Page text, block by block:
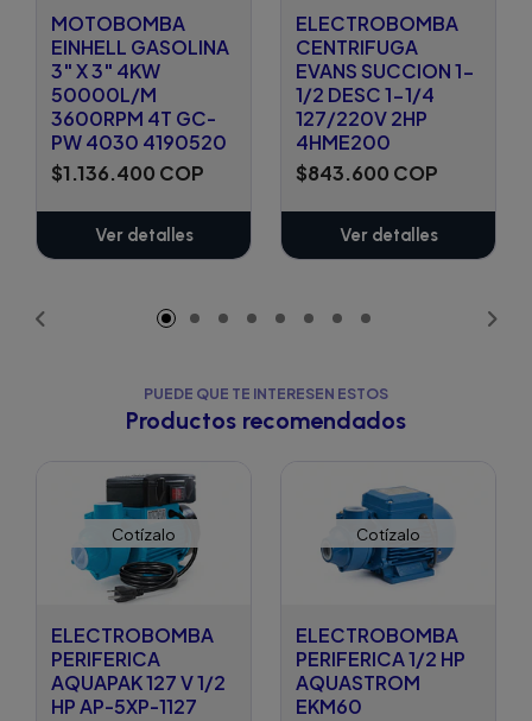
MOTOBOMBA
EINHELL GASOLINA
3" X 3" 4KW
50000L/M
3600RPM 4T GC-
PW 4030 4190520
$1.136.400 COP
Ver detalles
ELECTROBOMBA
CENTRIFUGA
EVANS SUCCION 1-
1/2 DESC 1-1/4
127/220V 2HP
4HME200
$843.600 COP
Ver detalles
PUEDE QUE TE INTERESEN ESTOS
Productos recomendados
Cotízalo
ELECTROBOMBA
PERIFERICA
AQUAPAK 127 V 1/2
HP AP-5XP-1127
Cotízalo
ELECTROBOMBA
PERIFERICA 1/2 HP
AQUASTROM
EKM60